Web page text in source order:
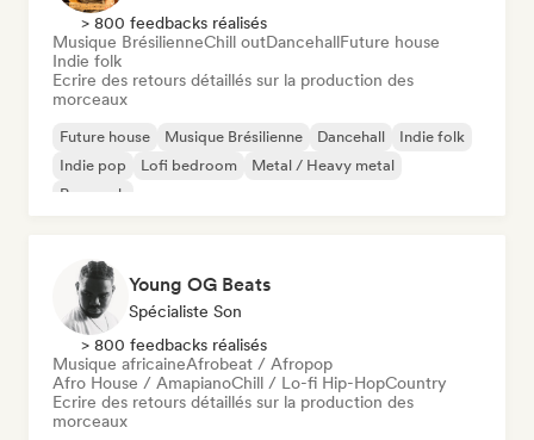
> 800 feedbacks réalisés
Musique BrésilienneChill outDancehallFuture house
Indie folk
Ecrire des retours détaillés sur la production des
morceaux
Future house Musique Brésilienne Dancehall
Indie folk
Indie pop
Lofi bedroom
Metal / Heavy metal
Pop punk
Young OG Beats
Spécialiste Son
> 800 feedbacks réalisés
Musique africaineAfrobeat / Afropop
Afro House / AmapianoChill / Lo-fi Hip-HopCountry
Ecrire des retours détaillés sur la production des
morceaux